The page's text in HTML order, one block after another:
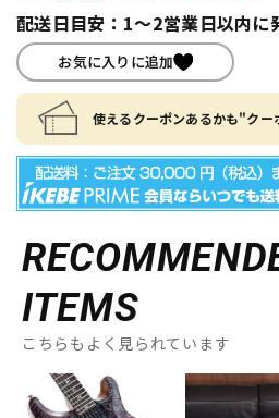
配送日目安：1～2営業日以内に
お気に入りに追加
使えるクーポンあるかも"ク
ITEMS
こちらもよく見られています